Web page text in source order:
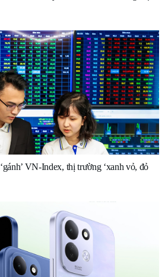
VN-Index, thị trường ‘xanh vỏ, đỏ